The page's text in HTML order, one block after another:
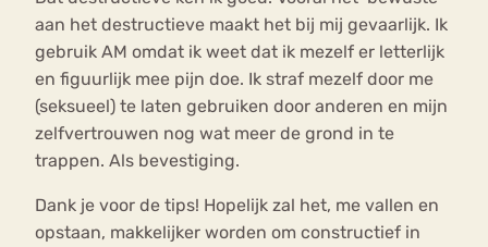
aan het destructieve maakt het bij mij gevaarlijk. Ik
gebruik AM omdat ik weet dat ik mezelf er letterlijk
en figuurlijk mee pijn doe. Ik straf mezelf door me
(seksueel) te laten gebruiken door anderen en mijn
zelfvertrouwen nog wat meer de grond in te
trappen. Als bevestiging.
Dank je voor de tips! Hopelijk zal het, me vallen en
opstaan, makkelijker worden om constructief in